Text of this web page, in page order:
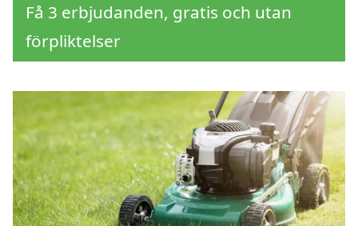
Få 3 erbjudanden, gratis och utan
förpliktelser